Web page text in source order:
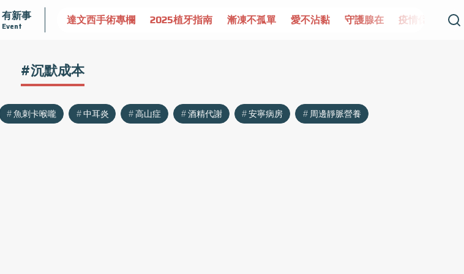
有新事
Event
守護骨骼健康 達文西手術專欄 2025植牙指南 漸凍不孤單 愛不沾黏 守護腺在 疫情保衛戰
#沉默成本
魚刺卡喉嚨 中耳炎 高山症 酒精代謝 安寧病房 周邊靜脈營養